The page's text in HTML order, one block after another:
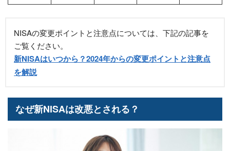
NISAの変更ポイントと注意点については、下記の記事を
ご覧ください。
新NISAはいつから？2024年からの変更ポイントと注意点
を解説
なぜ新NISAは改悪とされる？